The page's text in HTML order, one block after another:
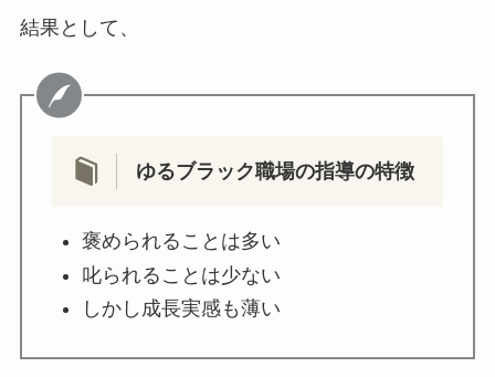
結果として、
ゆるブラック職場の指導の特徴
褒められることは多い
叱られることは少ない
しかし成長実感も薄い